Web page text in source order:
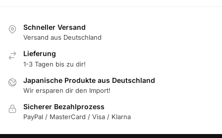
Schneller Versand
Versand aus Deutschland
Lieferung
1-3 Tagen bis zu dir!
Japanische Produkte aus Deutschland
Wir ersparen dir den Import!
Sicherer Bezahlprozess
PayPal / MasterCard / Visa / Klarna